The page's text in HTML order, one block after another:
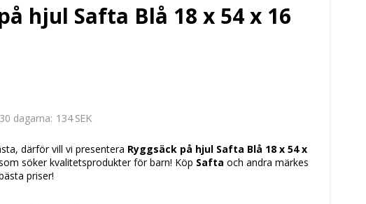
hjul Safta Blå 18 x 54 x 16
dagarna 134 SEK
därför vill vi presentera Ryggsäck på hjul Safta Blå 18 x 54 x
söker kvalitetsprodukter för barn! Köp Safta och andra märkes
priser!